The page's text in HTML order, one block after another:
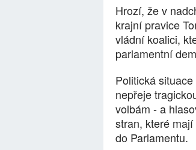
Hrozí, že v
krajní pravice
vládní koalici,
parlamentní
Politická
nepřeje
volbám - a
stran, které
do Parlamentu.